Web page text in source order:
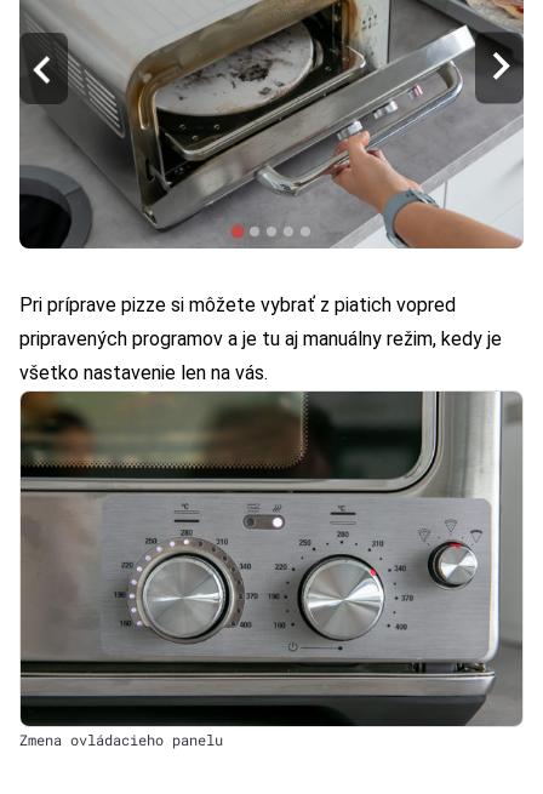
Pri príprave pizze si môžete vybrať z piatich vopred
pripravených programov a je tu aj manuálny režim, kedy je
všetko nastavenie len na vás.
Zmena ovládacieho panelu